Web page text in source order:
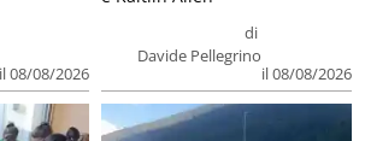
il 08/08/2026
di
Davide Pellegrino
il 08/08/2026